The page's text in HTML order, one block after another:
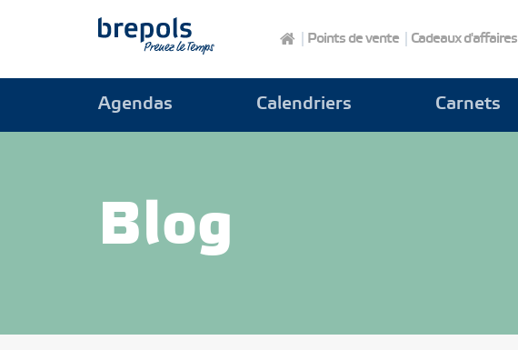
Agendas Calendriers Carnets
Points de vente Cadeaux d'affaires
Blog